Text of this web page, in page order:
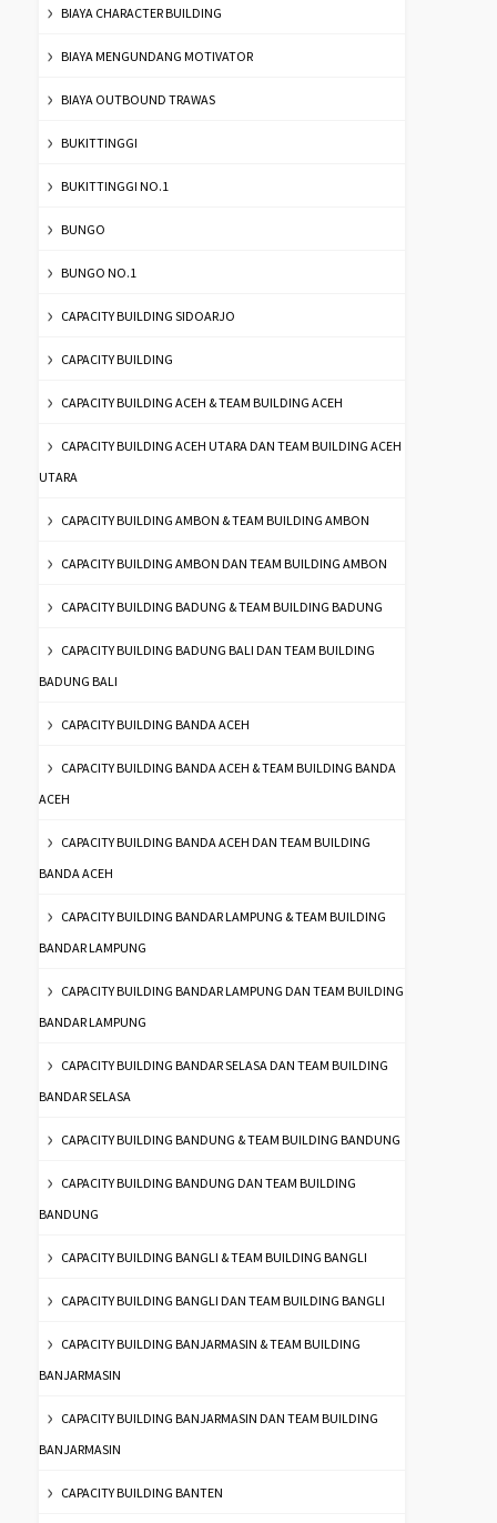
BIAYA CHARACTER BUILDING
BIAYA MENGUNDANG MOTIVATOR
BIAYA OUTBOUND TRAWAS
BUKITTINGGI
BUKITTINGGI NO.1
BUNGO
BUNGO NO.1
CAPACITY BUILDING SIDOARJO
CAPACITY BUILDING
CAPACITY BUILDING ACEH & TEAM BUILDING ACEH
CAPACITY BUILDING ACEH UTARA DAN TEAM BUILDING ACEH
UTARA
CAPACITY BUILDING AMBON & TEAM BUILDING AMBON
CAPACITY BUILDING AMBON DAN TEAM BUILDING AMBON
CAPACITY BUILDING BADUNG & TEAM BUILDING BADUNG
CAPACITY BUILDING BADUNG BALI DAN TEAM BUILDING
BADUNG BALI
CAPACITY BUILDING BANDA ACEH
CAPACITY BUILDING BANDA ACEH & TEAM BUILDING BANDA
ACEH
CAPACITY BUILDING BANDA ACEH DAN TEAM BUILDING
BANDA ACEH
CAPACITY BUILDING BANDAR LAMPUNG & TEAM BUILDING
BANDAR LAMPUNG
CAPACITY BUILDING BANDAR LAMPUNG DAN TEAM BUILDING
BANDAR LAMPUNG
CAPACITY BUILDING BANDAR SELASA DAN TEAM BUILDING
BANDAR SELASA
CAPACITY BUILDING BANDUNG & TEAM BUILDING BANDUNG
CAPACITY BUILDING BANDUNG DAN TEAM BUILDING
BANDUNG
CAPACITY BUILDING BANGLI & TEAM BUILDING BANGLI
CAPACITY BUILDING BANGLI DAN TEAM BUILDING BANGLI
CAPACITY BUILDING BANJARMASIN & TEAM BUILDING
BANJARMASIN
CAPACITY BUILDING BANJARMASIN DAN TEAM BUILDING
BANJARMASIN
CAPACITY BUILDING BANTEN